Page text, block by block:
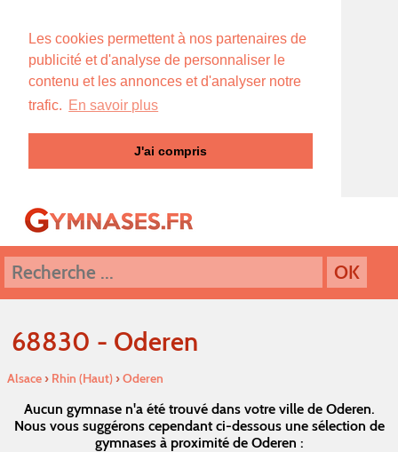
Les cookies permettent à nos partenaires de
publicité et d'analyse de personnaliser le
contenu et les annonces et d'analyser notre
trafic. En savoir plus
J'ai compris
68830 - Oderen
Alsace› Rhin (Haut)›Oderen
Aucun gymnase n'a été trouvé dans votre ville de Oderen.
Nous vous suggérons cependant ci-dessous une sélection de
gymnases à proximité de Oderen :